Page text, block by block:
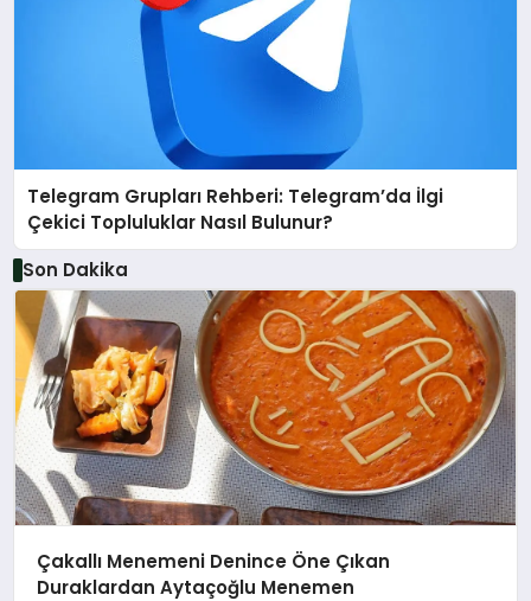
Telegram Grupları Rehberi: Telegram’da İlgi
Çekici Topluluklar Nasıl Bulunur?
Son Dakika
Çakallı Menemeni Denince Öne Çıkan
Duraklardan Aytaçoğlu Menemen